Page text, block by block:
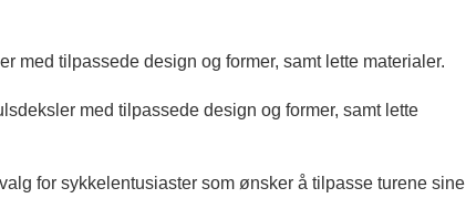
med tilpassede design og former, samt lette materialer.
med tilpassede design og former, samt lette
for sykkelentusiaster som ønsker å tilpasse turene sine